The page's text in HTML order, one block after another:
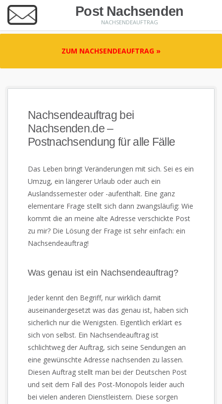
Post Nachsenden
NACHSENDEAUFTRAG
ZUM NACHSENDEAUFTRAG »
Nachsendeauftrag bei
Nachsenden.de –
Postnachsendung für alle Fälle
Das Leben bringt Veränderungen mit sich. Sei es ein
Umzug, ein längerer Urlaub oder auch ein
Auslandssemester oder -aufenthalt. Eine ganz
elementare Frage stellt sich dann zwangsläufig: Wie
kommt die an meine alte Adresse verschickte Post
zu mir? Die Lösung der Frage ist sehr einfach: ein
Nachsendeauftrag!
Was genau ist ein Nachsendeauftrag?
Jeder kennt den Begriff, nur wirklich damit
auseinandergesetzt was das genau ist, haben sich
sicherlich nur die Wenigsten. Eigentlich erklärt es
sich von selbst. Ein Nachsendeauftrag ist
schlichtweg der Auftrag, sich seine Sendungen an
eine gewünschte Adresse nachsenden zu lassen.
Diesen Auftrag stellt man bei der Deutschen Post
und seit dem Fall des Post-Monopols leider auch
bei vielen anderen Dienstleistern. Diese sorgen